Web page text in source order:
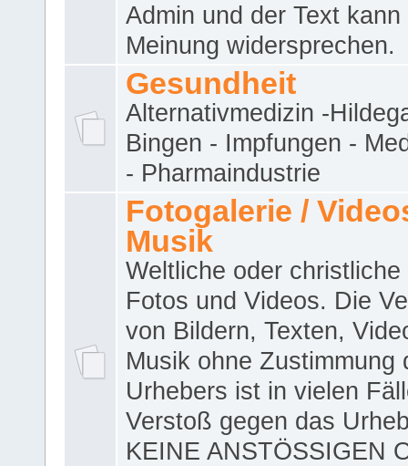
Admin und der Text kann
Meinung widersprechen.
Gesundheit
Alternativmedizin -
Bingen - Impfungen -
- Pharmaindustrie
Fotogalerie /
Musik
Weltliche oder christliche
Fotos und Videos. Die
von Bildern, Texten,
Musik ohne Zustimmung
Urhebers ist in vielen
Verstoß gegen das
KEINE ANSTÖSSIGEN